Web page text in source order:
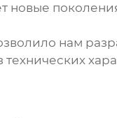
новые
нам